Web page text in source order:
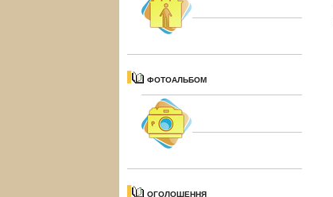
ФОТОАЛЬБОМ
ОГОЛОШЕННЯ